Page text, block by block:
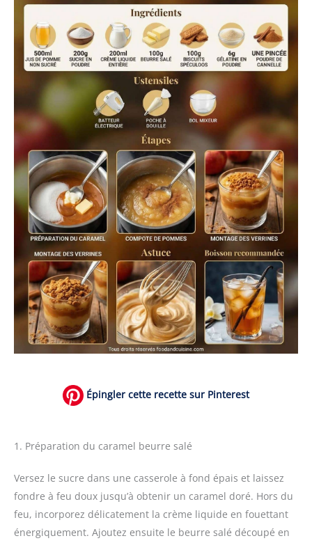
Épingler cette recette sur Pinterest
1. Préparation du caramel beurre salé
Versez le sucre dans une casserole à fond épais et laissez
fondre à feu doux jusqu’à obtenir un caramel doré. Hors du
feu, incorporez délicatement la crème liquide en fouettant
énergiquement. Ajoutez ensuite le beurre salé découpé en